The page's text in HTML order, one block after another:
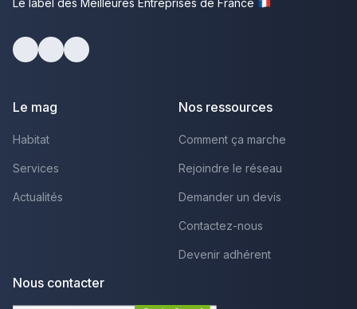
Le label des Meilleures Entreprises de France
Le mag
Habitat
Services
Actualités
Nos ressources
Comment ça marche
Rejoindre le réseau
Demander un devis
Contactez-nous
Devenir adhérent
Nous contacter